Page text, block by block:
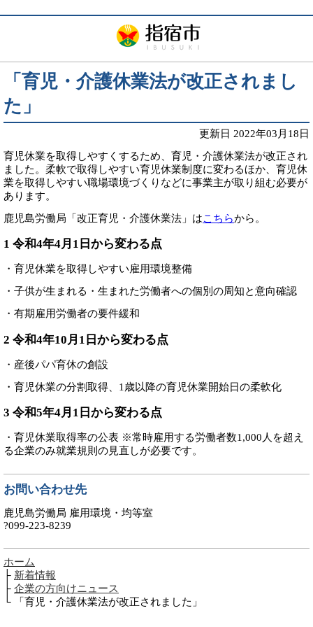
「育児・介護休業法が改正されまし
た」
更新日 2022年03月18日
育児休業を取得しやすくするため、育児・介護休業法が改正され
ました。柔軟で取得しやすい育児休業制度に変わるほか、育児休
業を取得しやすい職場環境づくりなどに事業主が取り組む必要が
あります。
鹿児島労働局「改正育児・介護休業法」はこちらから。
1 令和4年4月1日から変わる点
・育児休業を取得しやすい雇用環境整備
・子供が生まれる・生まれた労働者への個別の周知と意向確認
・有期雇用労働者の要件緩和
2 令和4年10月1日から変わる点
・産後パパ育休の創設
・育児休業の分割取得、1歳以降の育児休業開始日の柔軟化
3 令和5年4月1日から変わる点
・育児休業取得率の公表 ※常時雇用する労働者数1,000人を超え
る企業のみ就業規則の見直しが必要です。
お問い合わせ先
鹿児島労働局 雇用環境・均等室
?099-223-8239
ホーム
├ 新着情報
├ 企業の方向けニュース
└ 「育児・介護休業法が改正されました」